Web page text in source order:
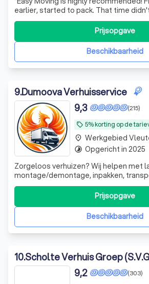
earlier, started to pack. That time
us! That is very nice! Second: All was
date, to check if we are fine or need
Beschikbaarheid
Prijsopgave
9.Dumoova Verhuisservice
local_offer 5% korting op de
(215)
9,3
Zorgeloos verhuizen? Wij helpen met
montage/demontage, inpakken,
Vraag snel je offerte aan.
Beschikbaarheid
Prijsopgave
place Werkgebied
timelapse Opgericht in 2025
10.Scholte Verhuis Groep
(303)
9,2